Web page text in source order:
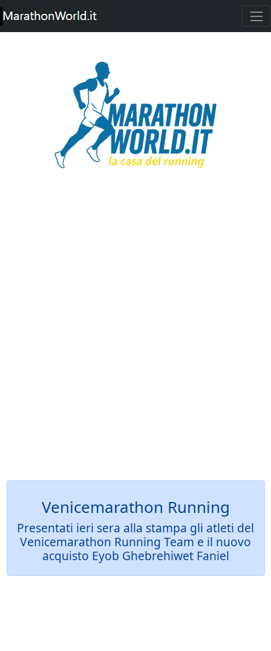
Venicemarathon Running
Presentati ieri sera alla stampa gli atleti del
Venicemarathon Running Team e il nuovo
acquisto Eyob Ghebrehiwet Faniel